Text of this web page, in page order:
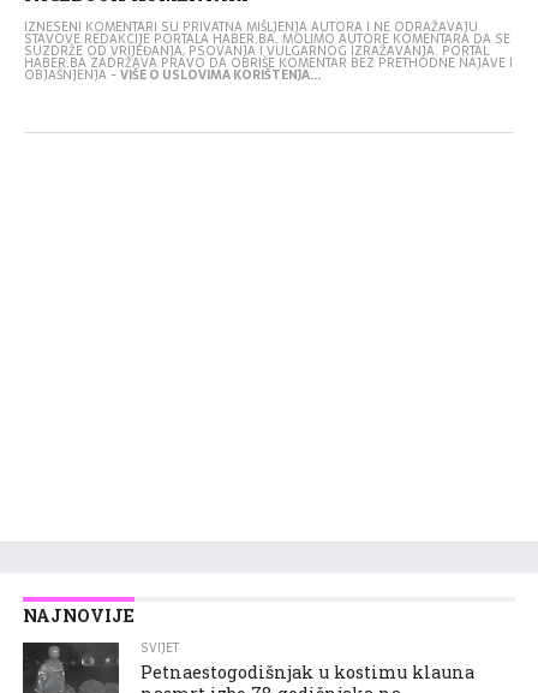
IZNESENI KOMENTARI SU PRIVATNA MIŠLJENJA AUTORA I NE ODRAŽAVAJU
STAVOVE REDAKCIJE PORTALA HABER.BA. MOLIMO AUTORE KOMENTARA DA SE
SUZDRŽE OD VRIJEĐANJA, PSOVANJA I VULGARNOG IZRAŽAVANJA. PORTAL
HABER.BA ZADRŽAVA PRAVO DA OBRIŠE KOMENTAR BEZ PRETHODNE NAJAVE I
OBJAŠNJENJA -VIŠE O USLOVIMA KORIŠTENJA...
NAJNOVIJE
SVIJET
Petnaestogodišnjak u kostimu klauna